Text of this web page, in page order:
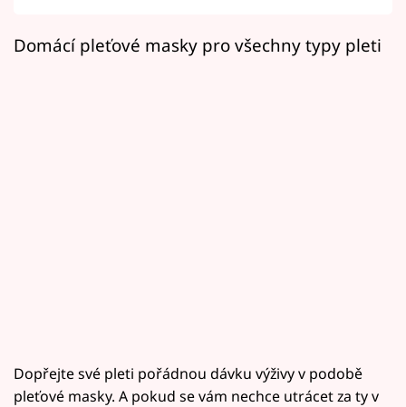
Domácí pleťové masky pro všechny typy pleti
Dopřejte své pleti pořádnou dávku výživy v podobě
pleťové masky. A pokud se vám nechce utrácet za ty v